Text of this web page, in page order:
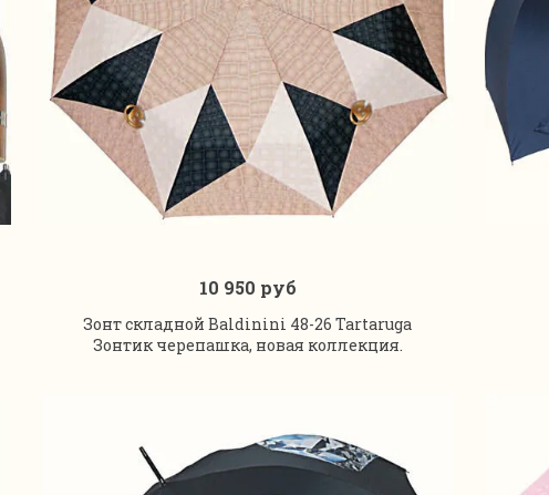
В корзину
10 950 руб
Зонт складной Baldinini 48-26 Tartaruga
Зонтик черепашка, новая коллекция.